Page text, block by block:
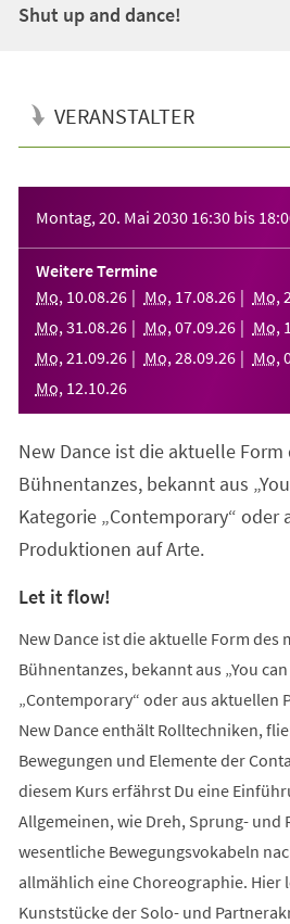
Shut up and dance!
VERANSTALTER
Montag, 20. Mai 2030 16:30 bis
Weitere Termine
Mo, 10.08.26 Mo, 17.08.26 Mo,
Mo, 31 .08.26 Mo, 07.09.26 Mo,
Mo, 21 .09.26 Mo, 28.09.26 Mo,
Mo, 12.10.26
New Dance ist die aktuelle
Bühnentanzes, bekannt aus
Kategorie „Contemporary“ oder
Produktionen auf Arte.
Let it flow!
New Dance ist die aktuelle Form des
Bühnentanzes, bekannt aus „You
„Contemporary“ oder aus aktuellen
New Dance enthält Rolltechniken,
Bewegungen und Elemente der
diesem Kurs erfährst Du eine
Allgemeinen, wie Dreh, Sprung- und
wesentliche Bewegungsvokabeln
allmählich eine Choreographie. Hier
Kunststücke der Solo- und